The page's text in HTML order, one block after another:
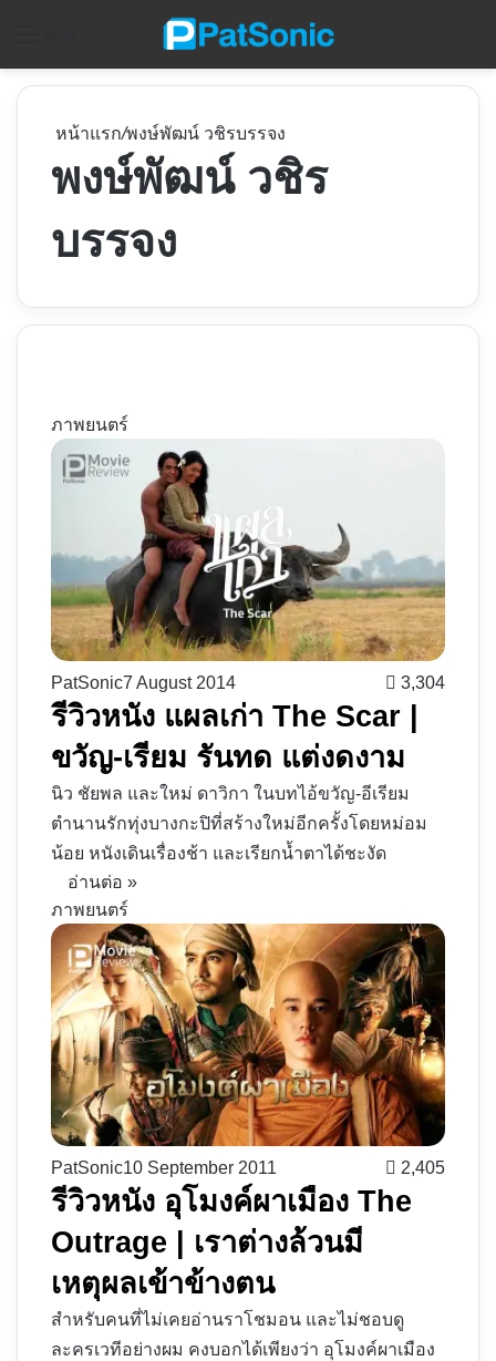
หน้าแรก/พงษ์พัฒน์ วชิรบรรจง
พงษ์พัฒน์ วชิร
บรรจง
ภาพยนตร์
PatSonic7 August 2014 3,304
รีวิวหนัง แผลเก่า The Scar |
ขวัญ-เรียม รันทด แต่งดงาม
นิว ชัยพล และใหม่ ดาวิกา ในบทไอ้ขวัญ-อีเรียม
ตำนานรักทุ่งบางกะปิที่สร้างใหม่อีกครั้งโดยหม่อม
น้อย หนังเดินเรื่องช้า และเรียกน้ำตาได้ชะงัด
อ่านต่อ »
ภาพยนตร์
PatSonic10 September 2011 2,405
รีวิวหนัง อุโมงค์ผาเมือง The
Outrage | เราต่างล้วนมี
เหตุผลเข้าข้างตน
สำหรับคนที่ไม่เคยอ่านราโชมอน และไม่ชอบดู
ละครเวทีอย่างผม คงบอกได้เพียงว่า อุโมงค์ผาเมือง